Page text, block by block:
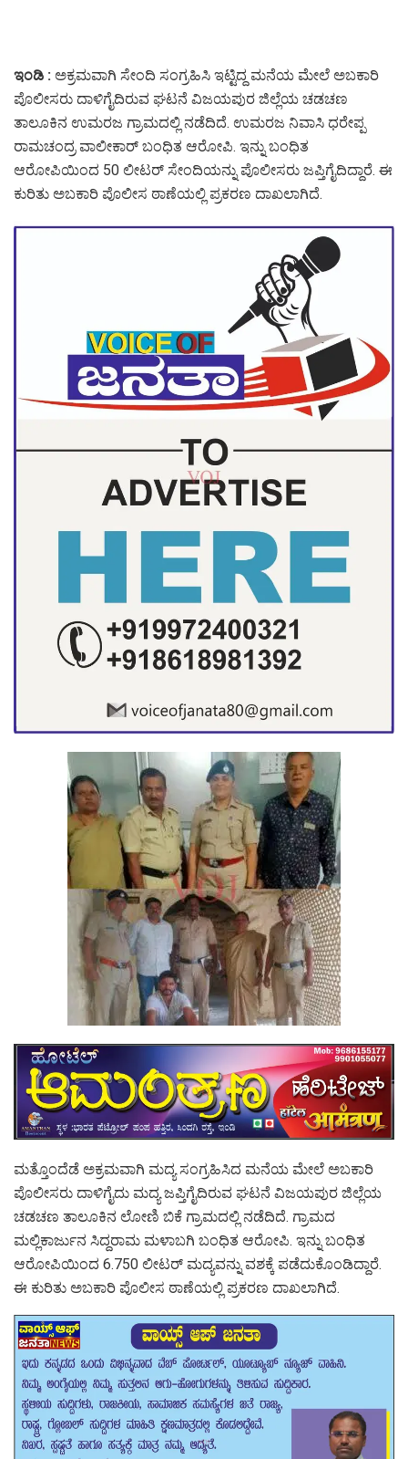
ಇಂಡಿ : ಅಕ್ರಮವಾಗಿ ಸೇಂದಿ ಸಂಗ್ರಹಿಸಿ ಇಟ್ಟಿದ್ದ ಮನೆಯ ಮೇಲೆ ಅಬಕಾರಿ
ಪೊಲೀಸರು ದಾಳಿಗೈದಿರುವ ಘಟನೆ ವಿಜಯಪುರ ಜಿಲ್ಲೆಯ ಚಡಚಣ
ತಾಲೂಕಿನ ಉಮರಜ ಗ್ರಾಮದಲ್ಲಿ ನಡೆದಿದೆ. ಉಮರಜ ನಿವಾಸಿ ಧರೇಪ್ಪ
ರಾಮಚಂದ್ರ ವಾಲೀಕಾರ್ ಬಂಧಿತ ಆರೋಪಿ. ಇನ್ನು ಬಂಧಿತ
ಆರೋಪಿಯಿಂದ 50 ಲೀಟರ್ ಸೇಂದಿಯನ್ನು ಪೊಲೀಸರು ಜಪ್ತಿಗೈದಿದ್ದಾರೆ. ಈ
ಕುರಿತು ಅಬಕಾರಿ ಪೊಲೀಸ ಠಾಣೆಯಲ್ಲಿ ಪ್ರಕರಣ ದಾಖಲಾಗಿದೆ.
ಮತ್ತೊಂದೆಡೆ ಅಕ್ರಮವಾಗಿ ಮದ್ಯ ಸಂಗ್ರಹಿಸಿದ ಮನೆಯ ಮೇಲೆ ಅಬಕಾರಿ
ಪೊಲೀಸರು ದಾಳಿಗೈದು ಮದ್ಯ ಜಪ್ತಿಗೈದಿರುವ ಘಟನೆ ವಿಜಯಪುರ ಜಿಲ್ಲೆಯ
ಚಡಚಣ ತಾಲೂಕಿನ ಲೋಣಿ ಬಿಕೆ ಗ್ರಾಮದಲ್ಲಿ ನಡೆದಿದೆ. ಗ್ರಾಮದ
ಮಲ್ಲಿಕಾರ್ಜುನ ಸಿದ್ದರಾಮ ಮಳಾಬಗಿ ಬಂಧಿತ ಆರೋಪಿ. ಇನ್ನು ಬಂಧಿತ
ಆರೋಪಿಯಿಂದ 6.750 ಲೀಟರ್ ಮದ್ಯವನ್ನು ವಶಕ್ಕೆ ಪಡೆದುಕೊಂಡಿದ್ದಾರೆ.
ಈ ಕುರಿತು ಅಬಕಾರಿ ಪೊಲೀಸ ಠಾಣೆಯಲ್ಲಿ ಪ್ರಕರಣ ದಾಖಲಾಗಿದೆ.